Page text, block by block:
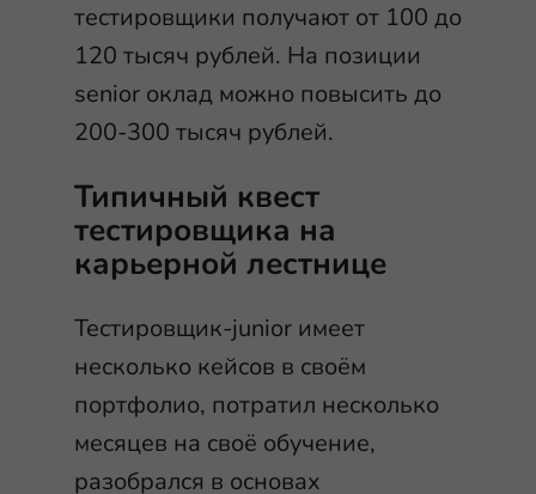
тестировщики получают от 100 до
120 тысяч рублей. На позиции
senior оклад можно повысить до
200-300 тысяч рублей.
Типичный квест
тестировщика на
карьерной лестнице
Тестировщик-junior имеет
несколько кейсов в своём
портфолио, потратил несколько
месяцев на своё обучение,
разобрался в основах